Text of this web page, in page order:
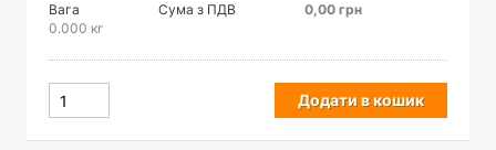
Вага
0.000 кг
Сума з ПДВ 0,00 грн
Додати в кошик